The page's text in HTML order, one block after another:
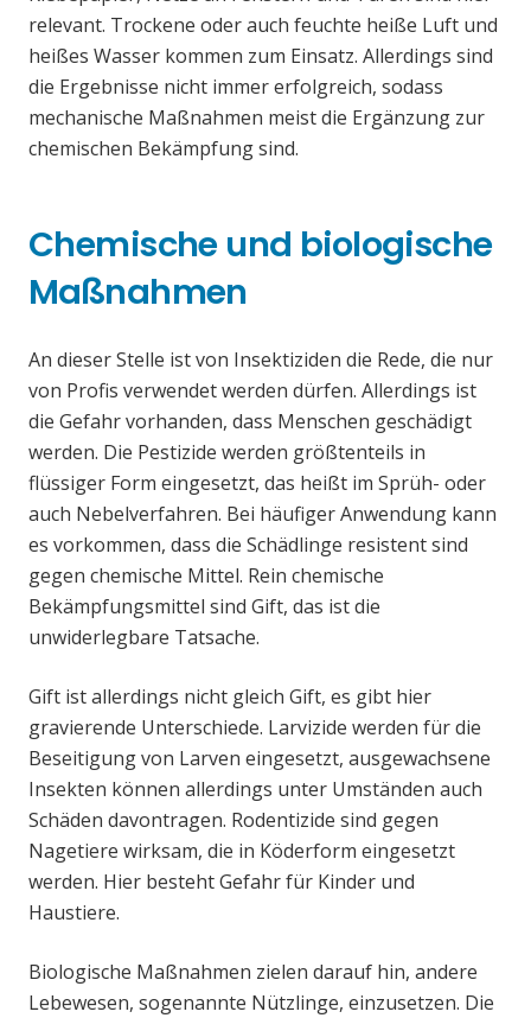
relevant. Trockene oder auch feuchte heiße Luft und
heißes Wasser kommen zum Einsatz. Allerdings sind
die Ergebnisse nicht immer erfolgreich, sodass
mechanische Maßnahmen meist die Ergänzung zur
chemischen Bekämpfung sind.
Chemische und biologische
Maßnahmen
An dieser Stelle ist von Insektiziden die Rede, die nur
von Profis verwendet werden dürfen. Allerdings ist
die Gefahr vorhanden, dass Menschen geschädigt
werden. Die Pestizide werden größtenteils in
flüssiger Form eingesetzt, das heißt im Sprüh- oder
auch Nebelverfahren. Bei häufiger Anwendung kann
es vorkommen, dass die Schädlinge resistent sind
gegen chemische Mittel. Rein chemische
Bekämpfungsmittel sind Gift, das ist die
unwiderlegbare Tatsache.
Gift ist allerdings nicht gleich Gift, es gibt hier
gravierende Unterschiede. Larvizide werden für die
Beseitigung von Larven eingesetzt, ausgewachsene
Insekten können allerdings unter Umständen auch
Schäden davontragen. Rodentizide sind gegen
Nagetiere wirksam, die in Köderform eingesetzt
werden. Hier besteht Gefahr für Kinder und
Haustiere.
Biologische Maßnahmen zielen darauf hin, andere
Lebewesen, sogenannte Nützlinge, einzusetzen. Die